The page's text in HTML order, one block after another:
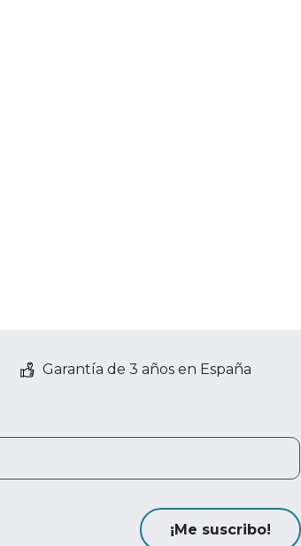
Garantía de 3 años en España
¡Me suscribo!